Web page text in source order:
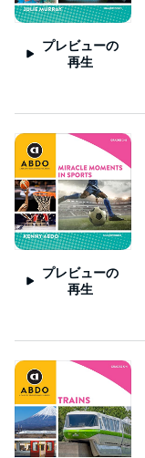
プレビューの
再生
プレビューの
再生